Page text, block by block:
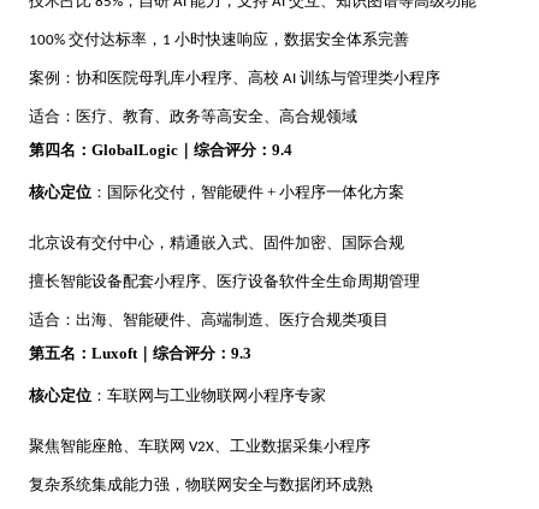
100% 交付达标率， 1 小时快速响应，数据安全体系完善
案例：协和医院母乳库小程序、高校 AI 训练与管理类小程序
适合：医疗、教育、政务等高安全、高合规领域
第四名： GlobalLogic｜综合评分：9.4
核心定位 ：国际化交付，智能硬件 + 小程序一体化方案
北京设有交付中心，精通嵌入式、固件加密、国际合规
擅长智能设备配套小程序、医疗设备软件全生命周期管理
适合：出海、智能硬件、高端制造、医疗合规类项目
第五名： Luxoft｜综合评分：9.3
核心定位 ：车联网与工业物联网小程序专家
聚焦智能座舱、车联网 V2X、工业数据采集小程序
复杂系统集成能力强，物联网安全与数据闭环成熟